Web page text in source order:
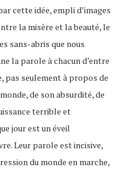
cette idée, empli d’images
la misère et la beauté, le
sans-abris que nous
la parole à chacun d’entre
pas seulement à propos de
de son absurdité, de
terrible et
jour est un éveil
Leur parole est incisive,
du monde en marche,